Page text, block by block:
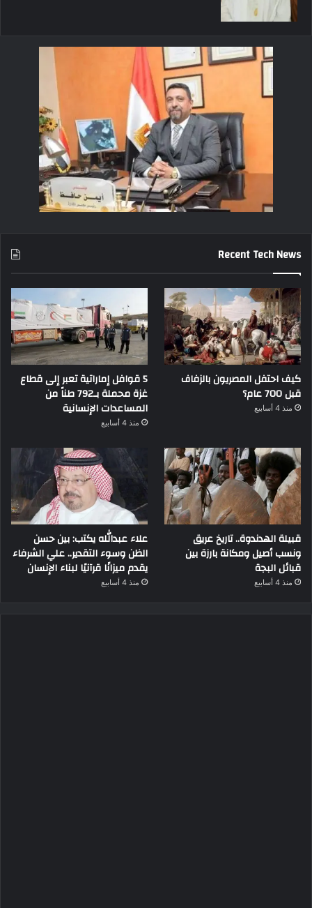
Recent Tech News
كيف احتفل المصريون بالزفاف
قبل 700 عام؟
منذ 4 أسابيع
5 قوافل إماراتية تعبر إلى قطاع
غزة محملة بـ792 طناً من
المساعدات الإنسانية
منذ 4 أسابيع
قبيلة الهدندوة.. تاريخ عريق
ونسب أصيل ومكانة بارزة بين
قبائل البجة
منذ 4 أسابيع
علاء عبدالله يكتب: بين حسن
الظن وسوء التقدير.. علي الشرفاء
يقدم ميزانًا قرآنيًا لبناء الإنسان
منذ 4 أسابيع